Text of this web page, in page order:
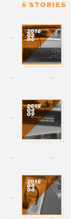
6 STORIES
2016
02
06
2015
04
09
2015
04
04